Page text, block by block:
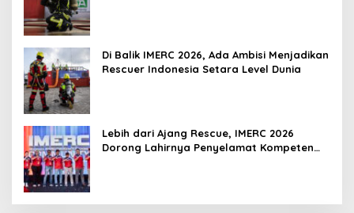
Di Balik IMERC 2026, Ada Ambisi Menjadikan
Rescuer Indonesia Setara Level Dunia
Lebih dari Ajang Rescue, IMERC 2026
Dorong Lahirnya Penyelamat Kompeten